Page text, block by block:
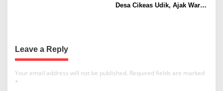
Desa Cikeas Udik, Ajak Warga
Leave a Reply
Your email address will not be published. Required fields are marked
*